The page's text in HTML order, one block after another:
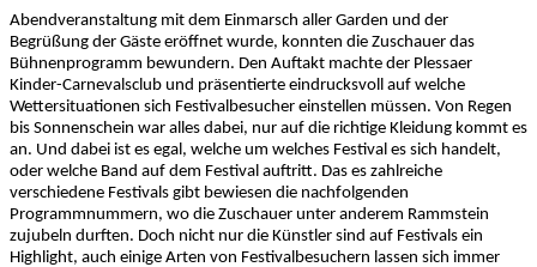
Abendveranstaltung mit dem Einmarsch aller Garden und der
Begrüßung der Gäste eröffnet wurde, konnten die Zuschauer das
Bühnenprogramm bewundern. Den Auftakt machte der Plessaer
Kinder-Carnevalsclub und präsentierte eindrucksvoll auf welche
Wettersituationen sich Festivalbesucher einstellen müssen. Von Regen
bis Sonnenschein war alles dabei, nur auf die richtige Kleidung kommt es
an. Und dabei ist es egal, welche um welches Festival es sich handelt,
oder welche Band auf dem Festival auftritt. Das es zahlreiche
verschiedene Festivals gibt bewiesen die nachfolgenden
Programmnummern, wo die Zuschauer unter anderem Rammstein
zujubeln durften. Doch nicht nur die Künstler sind auf Festivals ein
Highlight, auch einige Arten von Festivalbesuchern lassen sich immer